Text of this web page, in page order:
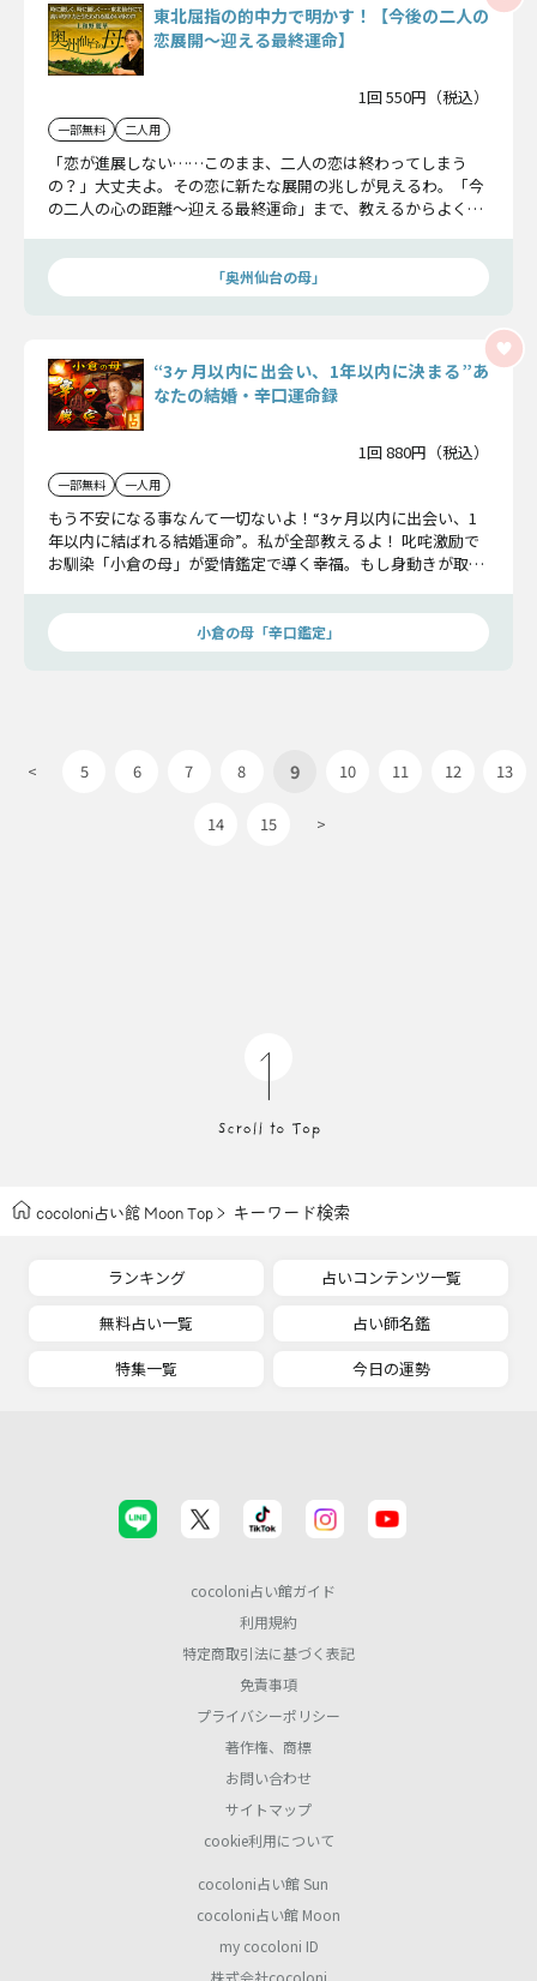
東北屈指の的中力で明かす！【今後の二人の
恋展開〜迎える最終運命】
1回 550円（税込）
一部無料 二人用
「恋が進展しない……このまま、二人の恋は終わってしまう
の？」大丈夫よ。その恋に新たな展開の兆しが見えるわ。「今
の二人の心の距離〜迎える最終運命」まで、教えるからよく聞
「奥州仙台の母」
“3ヶ月以内に出会い、1年以内に決まる”あ
なたの結婚・辛口運命録
1回 880円（税込）
一部無料 一人用
もう不安になる事なんて一切ないよ！“3ヶ月以内に出会い、1
年以内に結ばれる結婚運命”。私が全部教えるよ！ 叱咤激励で
お馴染「小倉の母」が愛情鑑定で導く幸福。もし身動きが取れ
小倉の母「辛口鑑定」
< 5 6 7 8 9 10 11 12 13
14 15 >
cocoloni占い館 Moon Top キーワード検索
ランキング
占いコンテンツ一覧
無料占い一覧
占い師名鑑
特集一覧
今日の運勢
cocoloni占い館ガイド
利用規約
特定商取引法に基づく表記
免責事項
プライバシーポリシー
著作権、商標
お問い合わせ
サイトマップ
cookie利用について
cocoloni占い館 Sun
cocoloni占い館 Moon
my cocoloni ID
株式会社cocoloni